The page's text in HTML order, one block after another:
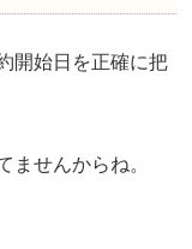
開始日を正確に把
ませんからね。